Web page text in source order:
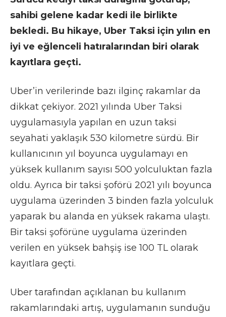
sahibi gelene kadar kedi ile birlikte
bekledi. Bu hikaye, Uber Taksi için yılın en
iyi ve eğlenceli hatıralarından biri olarak
kayıtlara geçti.
Uber’in verilerinde bazı ilginç rakamlar da
dikkat çekiyor. 2021 yılında Uber Taksi
uygulamasıyla yapılan en uzun taksi
seyahati yaklaşık 530 kilometre sürdü. Bir
kullanıcının yıl boyunca uygulamayı en
yüksek kullanım sayısı 500 yolculuktan fazla
oldu. Ayrıca bir taksi şoförü 2021 yılı boyunca
uygulama üzerinden 3 binden fazla yolculuk
yaparak bu alanda en yüksek rakama ulaştı.
Bir taksi şoförüne uygulama üzerinden
verilen en yüksek bahşiş ise 100 TL olarak
kayıtlara geçti.
Uber tarafından açıklanan bu kullanım
rakamlarındaki artış, uygulamanın sunduğu